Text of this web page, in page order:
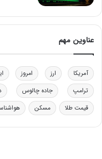
ی
ر
ت
ا
ی
عناوین مهم
آمریکا ارز امروز
ترامپ
جاده چالوس
قیمت طلا
مسکن